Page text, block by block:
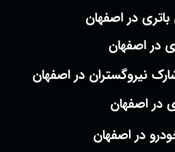
در اصفهان
در اصفهان
در اصفهان
نیروگستران در اصفهان
در اصفهان